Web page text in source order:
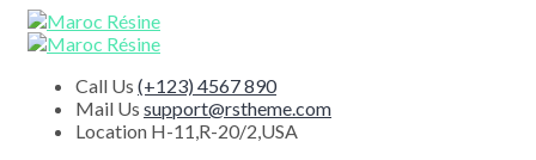
Call Us (+123) 4567 890
Mail Us support@rstheme.com
Location H-11,R-20/2,USA